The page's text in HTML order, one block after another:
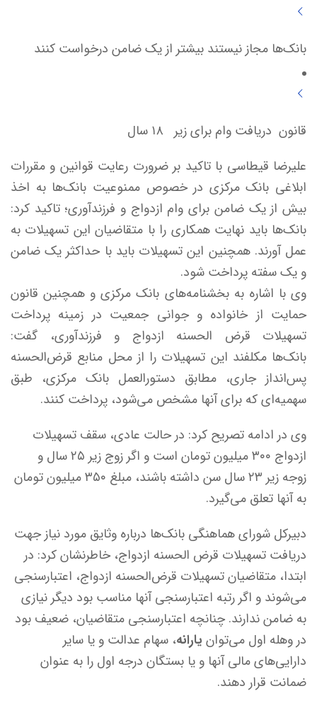
بانک‌ها مجاز نیستند بیشتر از یک ضامن درخواست کنند
قانون دریافت وام برای زیر ۱۸ سال
علیرضا قیطاسی با تاکید بر ضرورت رعایت قوانین و مقررات
ابلاغی بانک مرکزی در خصوص ممنوعیت بانک‌ها به اخذ
بیش از یک ضامن برای وام ازدواج و فرزندآوری؛ تاکید کرد:
بانک‌ها باید نهایت همکاری را با متقاضیان این تسهیلات به
عمل آورند. همچنین این تسهیلات باید با حداکثر یک ضامن
و یک سفته پرداخت شود.
وی با اشاره به بخشنامه‌های بانک مرکزی و همچنین قانون
حمایت از خانواده و جوانی جمعیت در زمینه پرداخت
تسهیلات قرض الحسنه ازدواج و فرزندآوری، گفت:
بانک‌ها مکلفند این تسهیلات را از محل منابع قرض‌الحسنه
پس‌انداز جاری، مطابق دستورالعمل بانک مرکزی، طبق
سهمیه‌ای که برای آنها مشخص می‌شود، پرداخت کنند.
وی در ادامه تصریح کرد: در حالت عادی، سقف تسهیلات
ازدواج ۳۰۰ میلیون تومان است و اگر زوج زیر ۲۵ سال و
زوجه زیر ۲۳ سال سن داشته باشند، مبلغ ۳۵۰ میلیون تومان
به آنها تعلق می‌گیرد.
دبیرکل شورای هماهنگی بانک‌ها درباره وثایق مورد نیاز جهت
دریافت تسهیلات قرض الحسنه ازدواج، خاطرنشان کرد: در
ابتدا، متقاضیان تسهیلات قرض‌الحسنه ازدواج، اعتبارسنجی
می‌شوند و اگر رتبه اعتبارسنجی آنها مناسب بود دیگر نیازی
به ضامن ندارند. چنانچه اعتبارسنجی متقاضیان، ضعیف بود
در وهله اول می‌توان یارانه، سهام عدالت و یا سایر
دارایی‌های مالی آنها و یا بستگان درجه اول را به عنوان
ضمانت قرار دهند.